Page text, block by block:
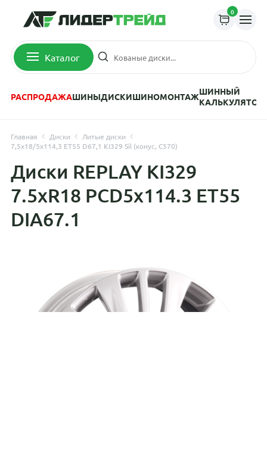
0
Каталог
РАСПРОДАЖАШИНЫДИСКИШИНОМОНТАЖШИННЫЙ
КАЛЬКУЛЯТОР
Главная Диски
Литые диски
7,5x18/5x114,3 ET55 D67,1 KI329 Sil (конус, C570)
Диски REPLAY KI329
7.5xR18 PCD5x114.3 ET55
DIA67.1